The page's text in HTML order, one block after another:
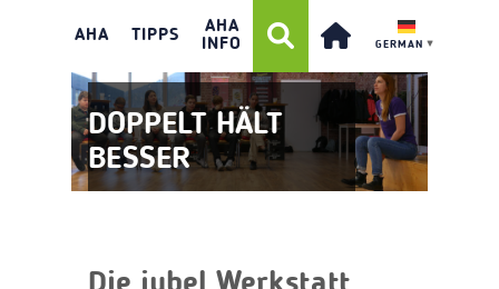
AHA TIPPS
AHA
INFO
GERMAN ▼
DOPPELT HÄLT
BESSER